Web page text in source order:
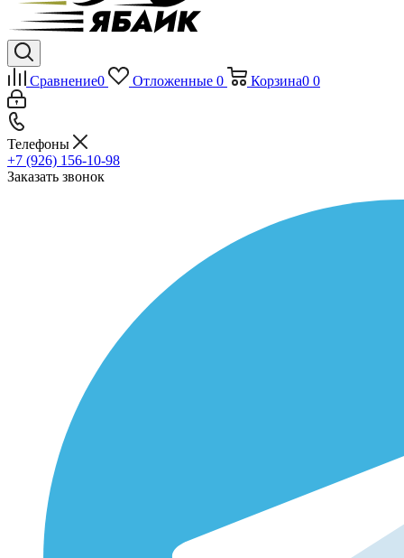
Сравнение0 Отложенные 0 Корзина0 0
Телефоны
+7 (926) 156-10-98
Заказать звонок